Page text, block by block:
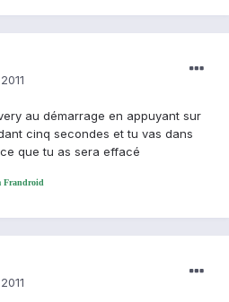
au démarrage en appuyant sur
cinq secondes et tu vas dans
que tu as sera effacé
Frandroid